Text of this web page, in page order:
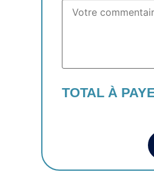
TOTAL À